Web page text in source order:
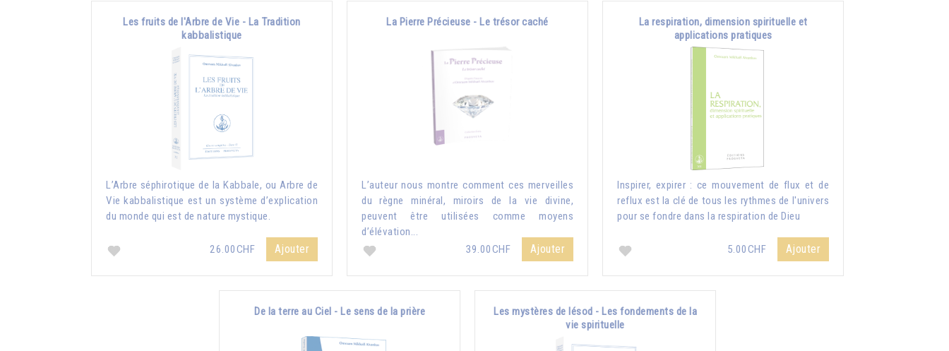
Les fruits de l'Arbre de Vie - La Tradition
kabbalistique
L’Arbre séphirotique de la Kabbale, ou Arbre de
Vie kabbalistique est un système d’explication
du monde qui est de nature mystique.
26.00CHF Ajouter
La Pierre Précieuse - Le trésor caché
L’auteur nous montre comment ces merveilles
du règne minéral, miroirs de la vie divine,
peuvent être utilisées comme moyens
d’élévation...
39.00CHF
Ajouter
La respiration, dimension spirituelle et
applications pratiques
Inspirer, expirer : ce mouvement de flux et de
reflux est la clé de tous les rythmes de l'univers
pour se fondre dans la respiration de Dieu
5.00CHF Ajouter
De la terre au Ciel - Le sens de la prière
Les mystères de Iésod - Les fondements de la
vie spirituelle